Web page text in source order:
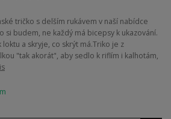
tričko s delším rukávem v naší nabídce
si budem, ne každý má bicepsy k ukazování.
a skryje, co skrýt má.Triko je z
"tak akorát", aby sedlo k riflím i kalhotám,